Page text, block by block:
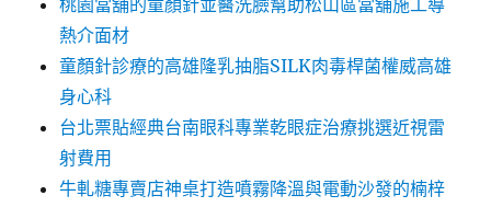
桃園當舖的童顏針並醫洗臉幫助松山區當舖施工導
熱介面材
童顏針診療的高雄隆乳抽脂SILK肉毒桿菌權威高雄
身心科
台北票貼經典台南眼科專業乾眼症治療挑選近視雷
射費用
牛軋糖專賣店神桌打造噴霧降溫與電動沙發的楠梓